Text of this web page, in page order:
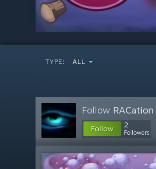
TYPE: ALL
Follow RACation
Follow 2
Followers